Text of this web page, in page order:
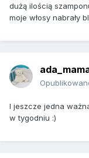
dużą ilością
moje włosy nabrały
I jeszcze jedna
w tygodniu :)